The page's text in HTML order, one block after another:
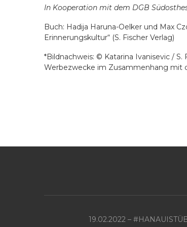
In Kooperation mit dem DGB
Buch: Hadija Haruna-Oelker und Max
Erinnerungskultur“ (S. Fischer Verlag)
*Bildnachweis: © Katarina Ivanisevic /
Werbezwecke im Zusammenhang mit
19.02.2022 –